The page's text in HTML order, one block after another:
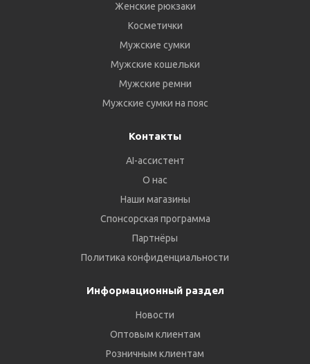
Женские рюкзаки
Косметички
Мужские сумки
Мужские кошельки
Мужские ремни
Мужские сумки на пояс
Контакты
AI-ассистент
О нас
Наши магазины
Спонсорская программа
Партнёры
Политика конфиденциальности
Информационный раздел
Новости
Оптовым клиентам
Розничным клиентам